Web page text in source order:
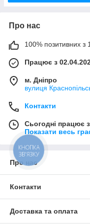
Про нас
100% позитивних з
Працює з
м. Дніпро
вулиця
Контакти
Сьогодні працює
Показати весь
Про нас
Контакти
Доставка та оплата
КНОПКА
ЗВ'ЯЗКУ